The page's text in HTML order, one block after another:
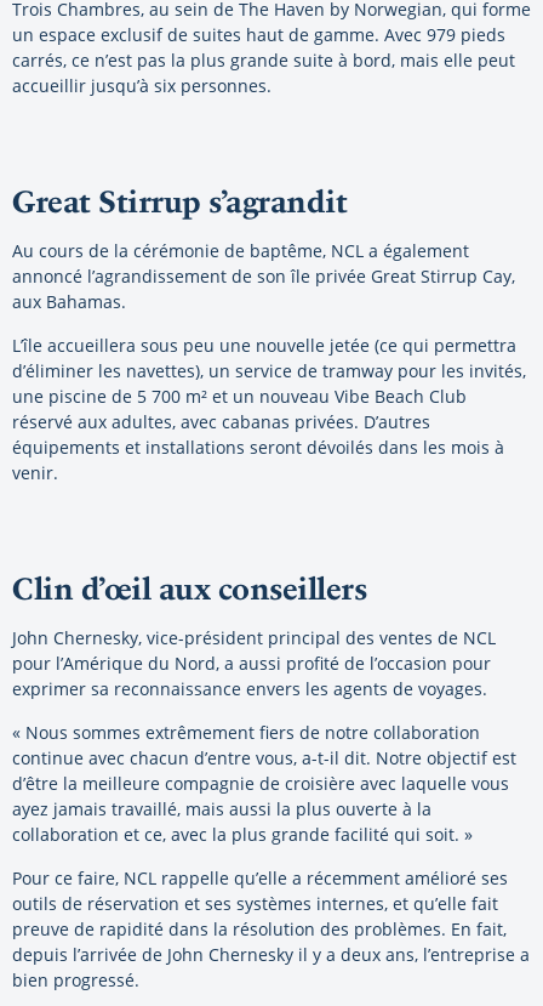
Trois Chambres, au sein de The Haven by Norwegian, qui forme
un espace exclusif de suites haut de gamme. Avec 979 pieds
carrés, ce n’est pas la plus grande suite à bord, mais elle peut
accueillir jusqu’à six personnes.
Great Stirrup s’agrandit
Au cours de la cérémonie de baptême, NCL a également
annoncé l’agrandissement de son île privée Great Stirrup Cay,
aux Bahamas.
L’île accueillera sous peu une nouvelle jetée (ce qui permettra
d’éliminer les navettes), un service de tramway pour les invités,
une piscine de 5 700 m² et un nouveau Vibe Beach Club
réservé aux adultes, avec cabanas privées. D’autres
équipements et installations seront dévoilés dans les mois à
venir.
Clin d’œil aux conseillers
John Chernesky, vice-président principal des ventes de NCL
pour l’Amérique du Nord, a aussi profité de l’occasion pour
exprimer sa reconnaissance envers les agents de voyages.
« Nous sommes extrêmement fiers de notre collaboration
continue avec chacun d’entre vous, a-t-il dit. Notre objectif est
d’être la meilleure compagnie de croisière avec laquelle vous
ayez jamais travaillé, mais aussi la plus ouverte à la
collaboration et ce, avec la plus grande facilité qui soit. »
Pour ce faire, NCL rappelle qu’elle a récemment amélioré ses
outils de réservation et ses systèmes internes, et qu’elle fait
preuve de rapidité dans la résolution des problèmes. En fait,
depuis l’arrivée de John Chernesky il y a deux ans, l’entreprise a
bien progressé.